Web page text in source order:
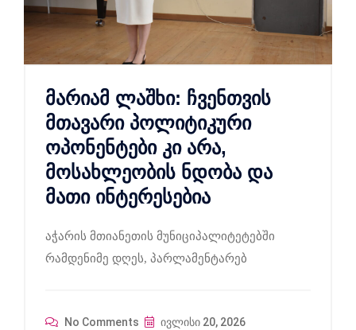
მარიამ ლაშხი: ჩვენთვის
მთავარი პოლიტიკური
ოპონენტები კი არა,
მოსახლეობის ნდობა და
მათი ინტერესებია
აჭარის მთიანეთის მუნიციპალიტეტებში
რამდენიმე დღეს, პარლამენტარებ
No Comments ივლისი 20, 2026